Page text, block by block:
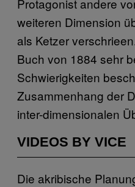
weiteren Dimension
als Ketzer
Buch von 1884 sehr
Schwierigkeiten
Zusammenhang der
inter-dimensionalen
VIDEOS BY VICE
Die akribische